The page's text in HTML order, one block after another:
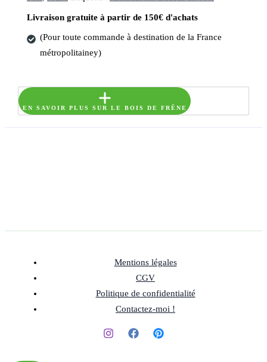
Livraison gratuite à partir de 150€ d'achats
(Pour toute commande à destination de la France
métropolitainey)
EN SAVOIR PLUS SUR LE BOIS DE FRÊNE
Mentions légales
CGV
Politique de confidentialité
Contactez-moi !